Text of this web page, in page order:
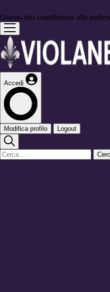
Questo sito contribuisce alla
Accedi
Modifica profilo Logout